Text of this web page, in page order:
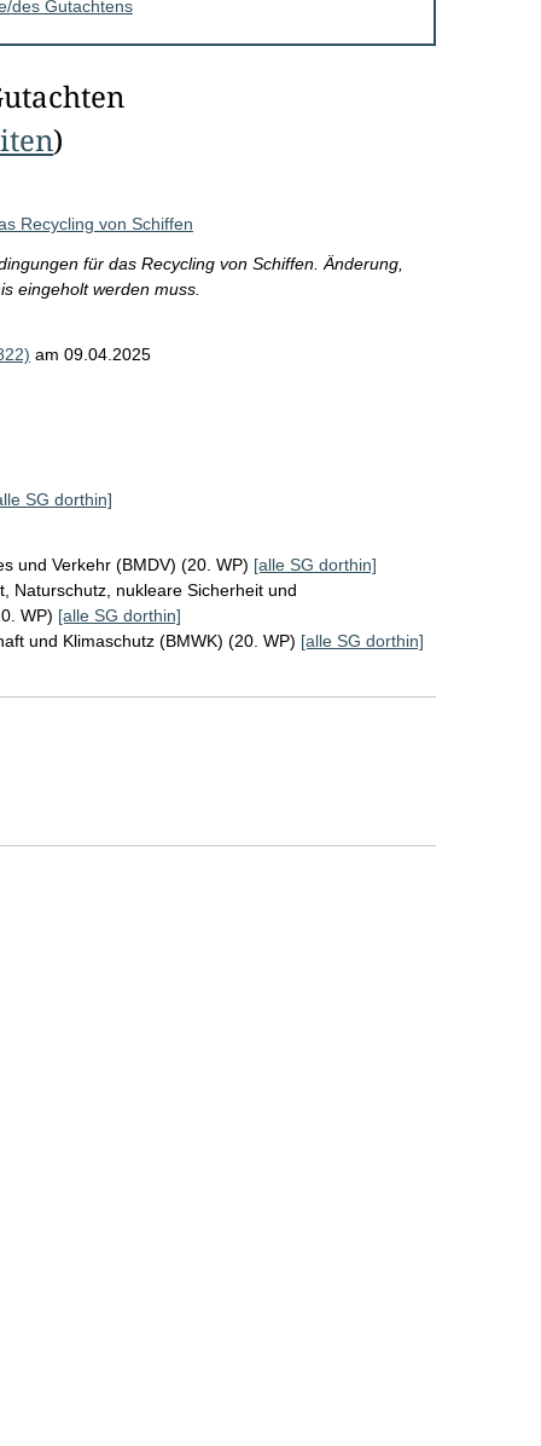
des Gutachtens
)
Recycling von Schiffen
für das Recycling von Schiffen. Änderung,
eingeholt werden muss.
am 09.04.2025
SG dorthin]
und Verkehr (BMDV) (20. WP) [alle SG dorthin]
Naturschutz, nukleare Sicherheit und
WP) [alle SG dorthin]
und Klimaschutz (BMWK) (20. WP) [alle SG dorthin]